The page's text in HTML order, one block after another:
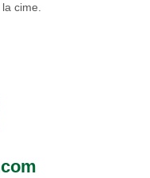
cime.